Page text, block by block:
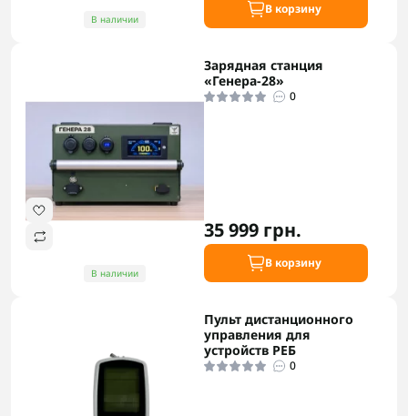
В наличии
В корзину
В наличии
Зарядная станция
«Генера-28»
0
35 999 грн.
В корзину
Пульт дистанционного
управления для
устройств РЕБ
0